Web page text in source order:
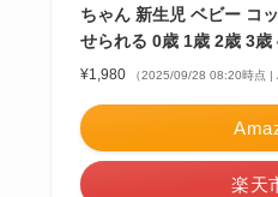
ちゃん 新生児 ベビー コ
せられる 0歳 1歳 2歳 3歳
¥1,980 （2025/09/28 08:20時点 |
楽天